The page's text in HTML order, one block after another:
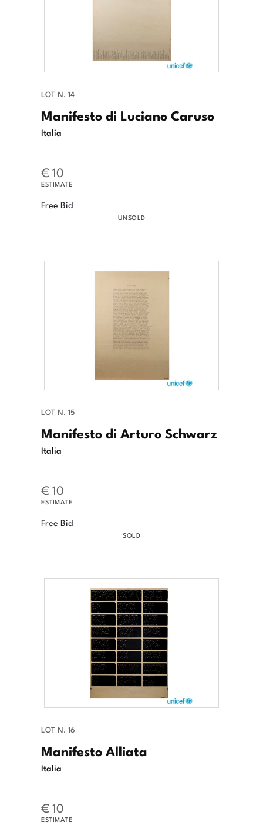
LOT N. 14
Manifesto di Luciano Caruso
Italia
€ 10
ESTIMATE
Free Bid
UNSOLD
LOT N. 15
Manifesto di Arturo Schwarz
Italia
€ 10
ESTIMATE
Free Bid
SOLD
LOT N. 16
Manifesto Alliata
Italia
€ 10
ESTIMATE